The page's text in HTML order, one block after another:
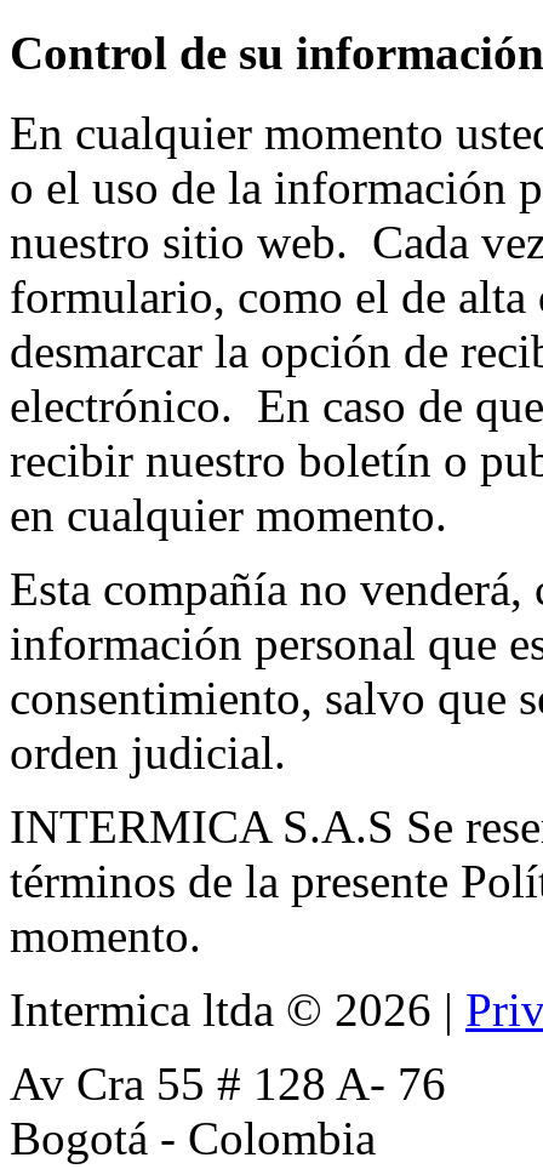
Control de su
En cualquier momento
o el uso de la información
nuestro sitio web. Cada
formulario, como el de alta
desmarcar la opción de
electrónico. En caso de
recibir nuestro boletín o
en cualquier momento.
Esta compañía no
información personal que
consentimiento, salvo que
orden judicial.
INTERMICA S.A.S Se
términos de la presente
momento.
Intermica ltda © 2026 |
Av Cra 55 # 128 A- 76
Bogotá - Colombia